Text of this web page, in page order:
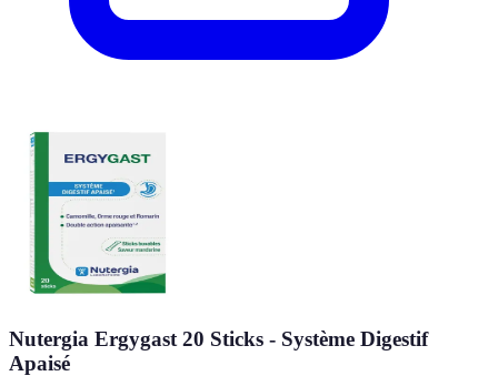
Nutergia Ergygast 20 Sticks - Système Digestif
Apaisé